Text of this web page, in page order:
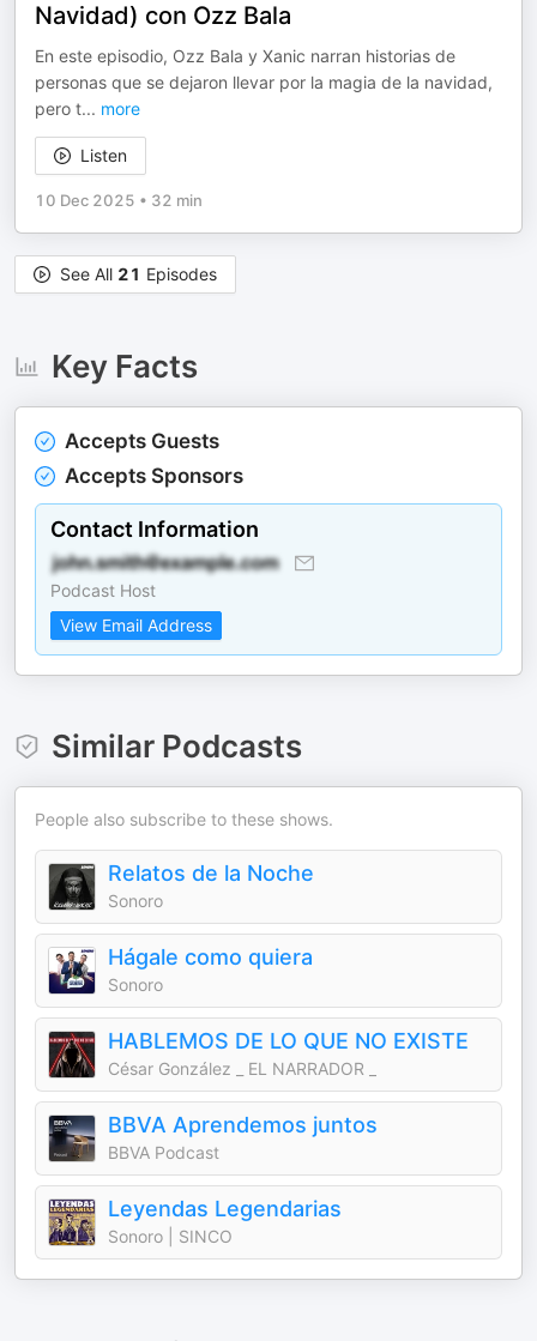
Navidad) con Ozz Bala
En este episodio, Ozz Bala y Xanic narran historias de
personas que se dejaron llevar por la magia de la navidad,
pero t... more
Listen
10 Dec 2025 • 32 min
See All 21 Episodes
Key Facts
Accepts Guests
Accepts Sponsors
Contact Information
Podcast Host
View Email Address
Similar Podcasts
People also subscribe to these shows.
Relatos de la Noche
Sonoro
Hágale como quiera
Sonoro
HABLEMOS DE LO QUE NO EXISTE
César González _ EL NARRADOR _
BBVA Aprendemos juntos
BBVA Podcast
Leyendas Legendarias
Sonoro | SINCO